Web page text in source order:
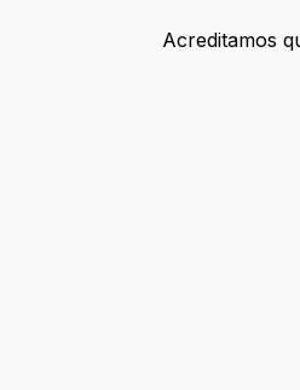
Acreditamos